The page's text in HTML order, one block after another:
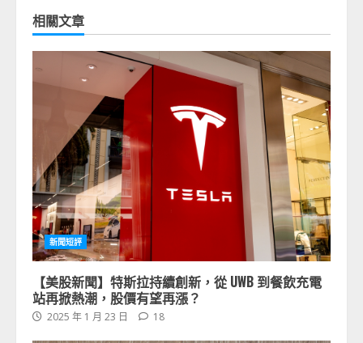
相關文章
新聞短評
【美股新聞】特斯拉持續創新，從 UWB 到餐飲充電
站再掀熱潮，股價有望再漲？
2025 年 1 月 23 日 18